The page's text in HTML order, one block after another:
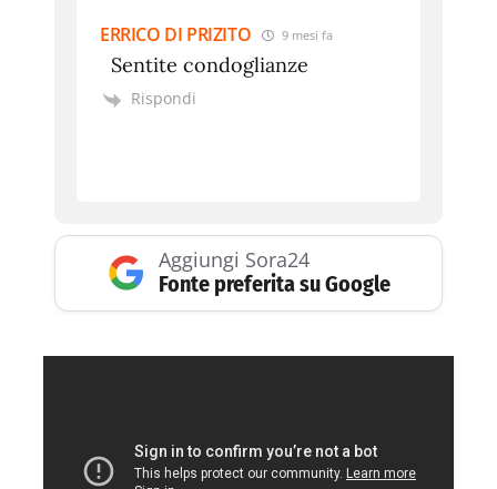
ERRICO DI PRIZITO 9 mesi fa
Sentite condoglianze
Rispondi
Aggiungi Sora24
Fonte preferita su Google